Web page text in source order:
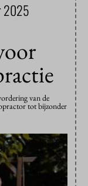
2025
van de
tot bijzonder